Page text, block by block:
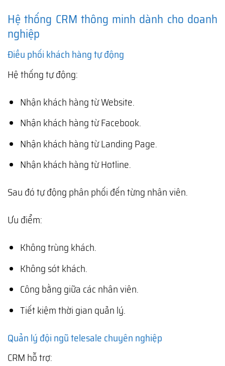
Hệ thống CRM thông minh dành cho doanh
nghiệp
Điều phối khách hàng tự động
Hệ thống tự động:
Nhận khách hàng từ Website.
Nhận khách hàng từ Facebook.
Nhận khách hàng từ Landing Page.
Nhận khách hàng từ Hotline.
Sau đó tự động phân phối đến từng nhân viên.
Ưu điểm:
Không trùng khách.
Không sót khách.
Công bằng giữa các nhân viên.
Tiết kiệm thời gian quản lý.
Quản lý đội ngũ telesale chuyên nghiệp
CRM hỗ trợ: